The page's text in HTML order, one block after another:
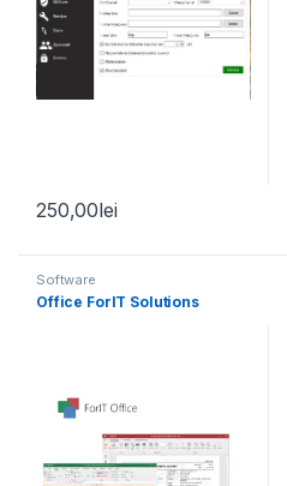
250,00lei
Software
Office ForIT Solutions